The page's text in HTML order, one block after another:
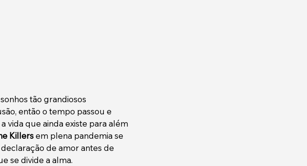
tão grandiosos
então o tempo passou e
vida que ainda existe para além
Killers em plena pandemia se
de amor antes de
se divide a alma.